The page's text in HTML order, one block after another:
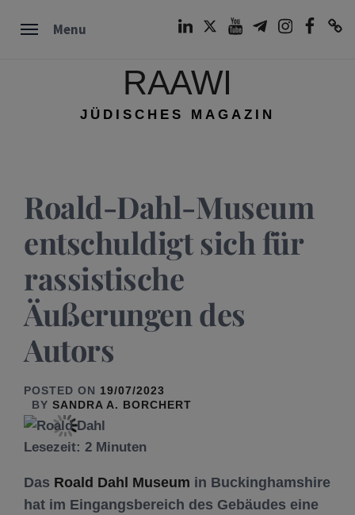
Menu
RAAWI
JÜDISCHES MAGAZIN
Roald-Dahl-Museum
entschuldigt sich für
rassistische
Äußerungen des
Autors
POSTED ON 19/07/2023
BY SANDRA A. BORCHERT
Lesezeit: 2 Minuten
Das Roald Dahl Museum in Buckinghamshire
hat im Eingangsbereich des Gebäudes eine